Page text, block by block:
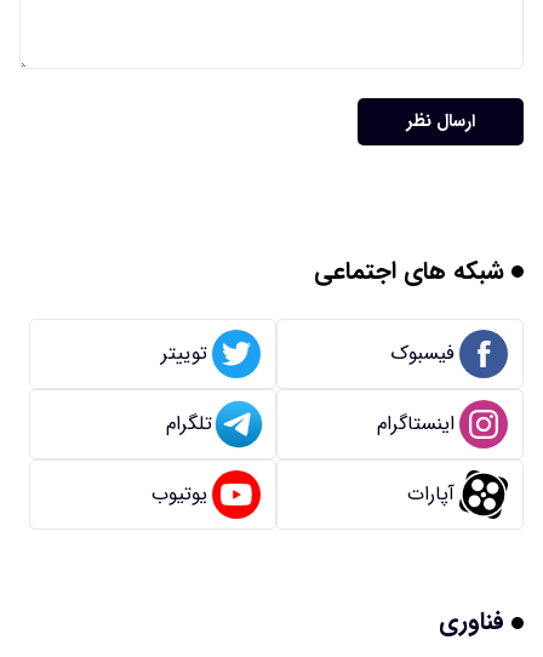
ارسال نظر
شبکه های اجتماعی
فیسبوک توییتر
اینستاگرام تلگرام
آپارات یوتیوب
فناوری